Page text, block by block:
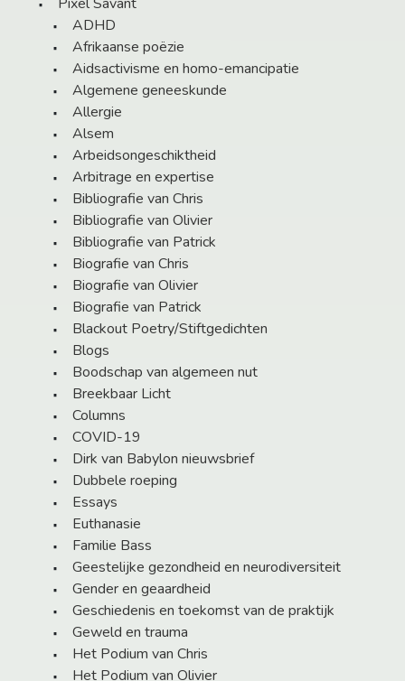
ADHD
Afrikaanse poëzie
Aidsactivisme en homo-emancipatie
Algemene geneeskunde
Allergie
Alsem
Arbeidsongeschiktheid
Arbitrage en expertise
Bibliografie van Chris
Bibliografie van Olivier
Bibliografie van Patrick
Biografie van Chris
Biografie van Olivier
Biografie van Patrick
Blackout Poetry/Stiftgedichten
Blogs
Boodschap van algemeen nut
Breekbaar Licht
Columns
COVID-19
Dirk van Babylon nieuwsbrief
Dubbele roeping
Essays
Euthanasie
Familie Bass
Geestelijke gezondheid en neurodiversiteit
Gender en geaardheid
Geschiedenis en toekomst van de praktijk
Geweld en trauma
Het Podium van Chris
Het Podium van Olivier